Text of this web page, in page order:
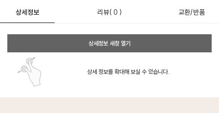
상세정보 리뷰( 0 ) 교환/반품
상세정보 새창 열기
상세 정보를 확대해 보실 수 있습니다.